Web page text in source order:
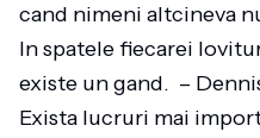
cand nimeni altcineva
In spatele fiecarei
existe un gand. –
Exista lucruri mai